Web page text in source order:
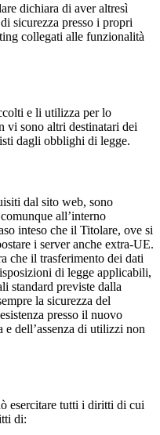
dichiara di aver altresì
sicurezza presso i propri
collegati alle funzionalità
e li utilizza per lo
vi sono altri destinatari dei
dagli obblighi di legge.
dal sito web, sono
all’interno
inteso che il Titolare, ove si
i server anche extra-UE.
che il trasferimento dei dati
di legge applicabili,
standard previste dalla
la sicurezza del
presso il nuovo
dell’assenza di utilizzi non
esercitare tutti i diritti di cui
di: